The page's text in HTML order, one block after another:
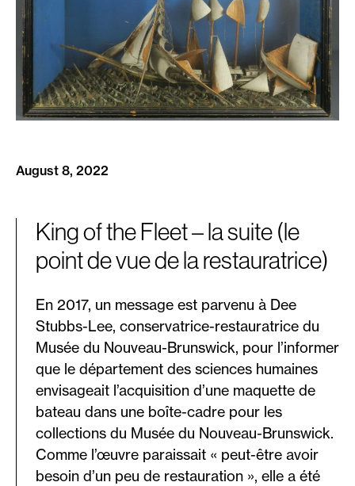
August 8, 2022
King of the Fleet – la suite (le
point de vue de la restauratrice)
En 2017, un message est parvenu à Dee
Stubbs-Lee, conservatrice-restauratrice du
Musée du Nouveau-Brunswick, pour l’informer
que le département des sciences humaines
envisageait l’acquisition d’une maquette de
bateau dans une boîte-cadre pour les
collections du Musée du Nouveau-Brunswick.
Comme l’œuvre paraissait « peut-être avoir
besoin d’un peu de restauration », elle a été